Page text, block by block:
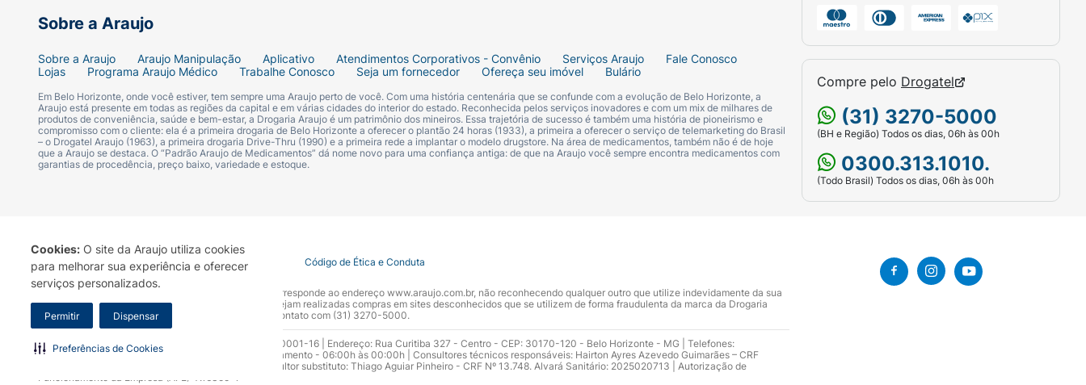
Cookies: O site da Araujo utiliza cookies
para melhorar sua experiência e oferecer
serviços personalizados.
Permitir Dispensar
Preferências de Cookies
Sobre a Araujo
Sobre a Araujo Araujo Manipulação Aplicativo Atendimentos Corporativos - Convênio Serviços Araujo
Fale Conosco
Lojas
Programa Araujo Médico Trabalhe Conosco Seja um fornecedor Ofereça seu imóvel Bulário
Em Belo Horizonte, onde você estiver, tem sempre uma Araujo perto de você. Com uma história centenária que se confunde com a evolução de Belo Horizonte, a
Araujo está presente em todas as regiões da capital e em várias cidades do interior do estado. Reconhecida pelos serviços inovadores e com um mix de milhares de
produtos de conveniência, saúde e bem-estar, a Drogaria Araujo é um patrimônio dos mineiros. Essa trajetória de sucesso é também uma história de pioneirismo e
compromisso com o cliente: ela é a primeira drogaria de Belo Horizonte a oferecer o plantão 24 horas (1933), a primeira a oferecer o serviço de telemarketing do Brasil
– o Drogatel Araujo (1963), a primeira drogaria Drive-Thru (1990) e a primeira rede a implantar o modelo drugstore. Na área de medicamentos, também não é de hoje
que a Araujo se destaca. O “Padrão Araujo de Medicamentos” dá nome novo para uma confiança antiga: de que na Araujo você sempre encontra medicamentos com
garantias de procedência, preço baixo, variedade e estoque.
Compre pelo Drogatel
(31) 3270-5000
(BH e Região) Todos os dias, 06h às 00h
0300.313.1010.
(Todo Brasil) Todos os dias, 06h às 00h
Termo de Uso Portal da Privacidade Covid-19 Código de Ética e Conduta
A Drogaria Araujo S/A informa que o seu site oficial corresponde ao endereço www.araujo.com.br, não reconhecendo qualquer outro que utilize indevidamente da sua
marca. Para sua segurança recomendamos que não sejam realizadas compras em sites desconhecidos que se utilizem de forma fraudulenta da marca da Drogaria
Araujo S.A. Em caso de dúvidas, gentileza entrar em contato com (31) 3270-5000.
Razão Social: Drogaria Araujo S.A | CNPJ: 17.256.512.0001-16 | Endereço: Rua Curitiba 327 - Centro - CEP: 30170-120 - Belo Horizonte - MG | Telefones:
0300.313.1010 e (31) 3270-5000 Horário de funcionamento - 06:00h às 00:00h | Consultores técnicos responsáveis: Hairton Ayres Azevedo Guimarães – CRF
10.965 | Yasmin Silva Alvarenga – CRF 52.584 - Consultor substituto: Thiago Aguiar Pinheiro - CRF Nº 13.748. Alvará Sanitário: 2025020713 | Autorização de
Funcionamento da Empresa (AFE): 7.16355-1